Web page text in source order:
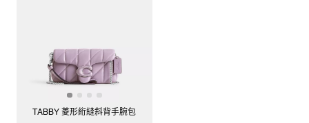
TABBY 菱形絎縫斜背手腕包